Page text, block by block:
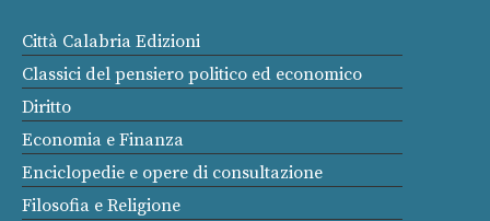
Città Calabria Edizioni
Classici del pensiero politico ed economico
Diritto
Economia e Finanza
Enciclopedie e opere di consultazione
Filosofia e Religione